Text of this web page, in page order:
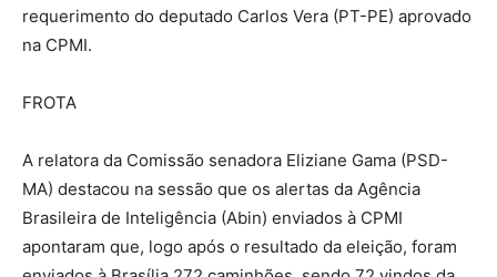
requerimento do deputado Carlos Vera (PT-PE) aprovado
na CPMI.
FROTA
A relatora da Comissão senadora Eliziane Gama (PSD-
MA) destacou na sessão que os alertas da Agência
Brasileira de Inteligência (Abin) enviados à CPMI
apontaram que, logo após o resultado da eleição, foram